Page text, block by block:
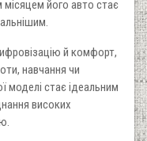
його авто стає
й комфорт,
навчання чи
моделі стає ідеальним
високих